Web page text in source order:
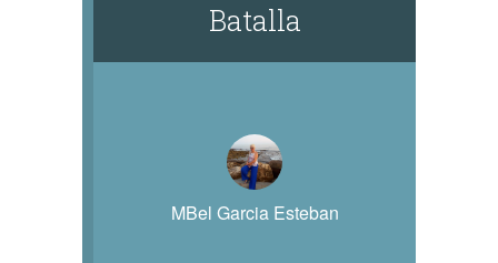
Batalla
MBel Garcia Esteban